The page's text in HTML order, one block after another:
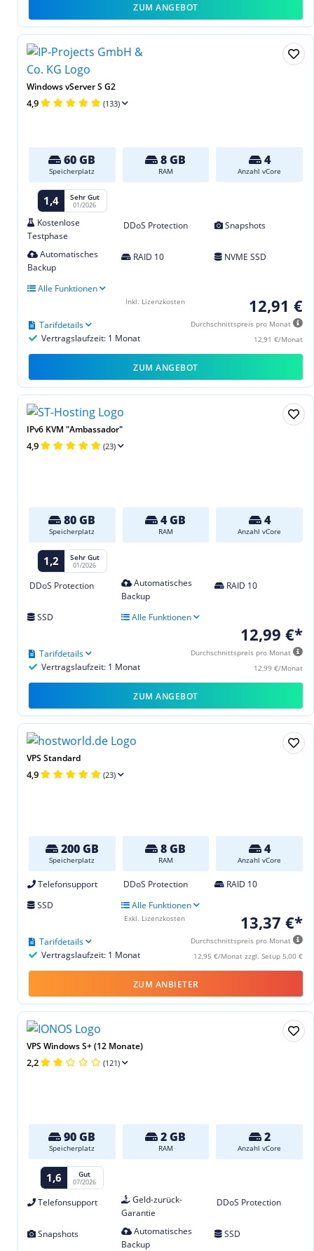
ZUM ANGEBOT
Windows vServer S G2
4,9 (133)
60 GB
Speicherplatz
8 GB
RAM
4
Anzahl vCore
1,4 Sehr Gut
01/2026
Kostenlose
Testphase
DDoS Protection Snapshots
Automatisches
Backup
RAID 10 NVME SSD
Alle Funktionen
12,91 €
Durchschnittspreis pro Monat
12,91 €/Monat
Vertragslaufzeit: 1 Monat
Tarifdetails
Inkl. Lizenzkosten
ZUM ANGEBOT
IPv6 KVM "Ambassador"
4,9 (23)
80 GB
Speicherplatz
4 GB
RAM
4
Anzahl vCore
1,2 Sehr Gut
01/2026
DDoS Protection
Automatisches
Backup
RAID 10
SSD Alle Funktionen
12,99 €*
Durchschnittspreis pro Monat
12,99 €/Monat
Vertragslaufzeit: 1 Monat
Tarifdetails
ZUM ANGEBOT
VPS Standard
4,9 (23)
200 GB
Speicherplatz
8 GB
RAM
4
Anzahl vCore
Telefonsupport DDoS Protection
RAID 10
SSD
Alle Funktionen
13,37 €*
Durchschnittspreis pro Monat
12,95 €/Monat zzgl. Setup 5,00 €
Vertragslaufzeit: 1 Monat
Tarifdetails
Exkl. Lizenzkosten
ZUM ANBIETER
VPS Windows S+ (12 Monate)
2,2 (121)
90 GB
Speicherplatz
2 GB
RAM
2
Anzahl vCore
1,6 Gut
07/2026
Telefonsupport
Geld-zurück-
Garantie
DDoS Protection
Snapshots
Automatisches
Backup
SSD